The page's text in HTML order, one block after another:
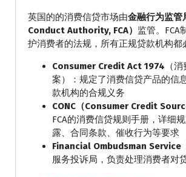
英国的的消费信贷市场由金融行为监
Conduct Authority, FCA） 监管。FCA
护消费者的法规，所有正规贷款机构都
Consumer Credit Act 1974 （
案）：规定了消费信贷产品的信
款机构的合规义务
CONC（Consumer Credit
FCA的消费信贷规则手册，详细
露、合同条款、催收行为等要求
Financial Ombudsman Service（
服务投诉局，负责处理消费者对